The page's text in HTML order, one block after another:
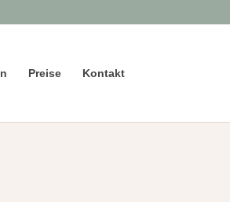
Preise Kontakt